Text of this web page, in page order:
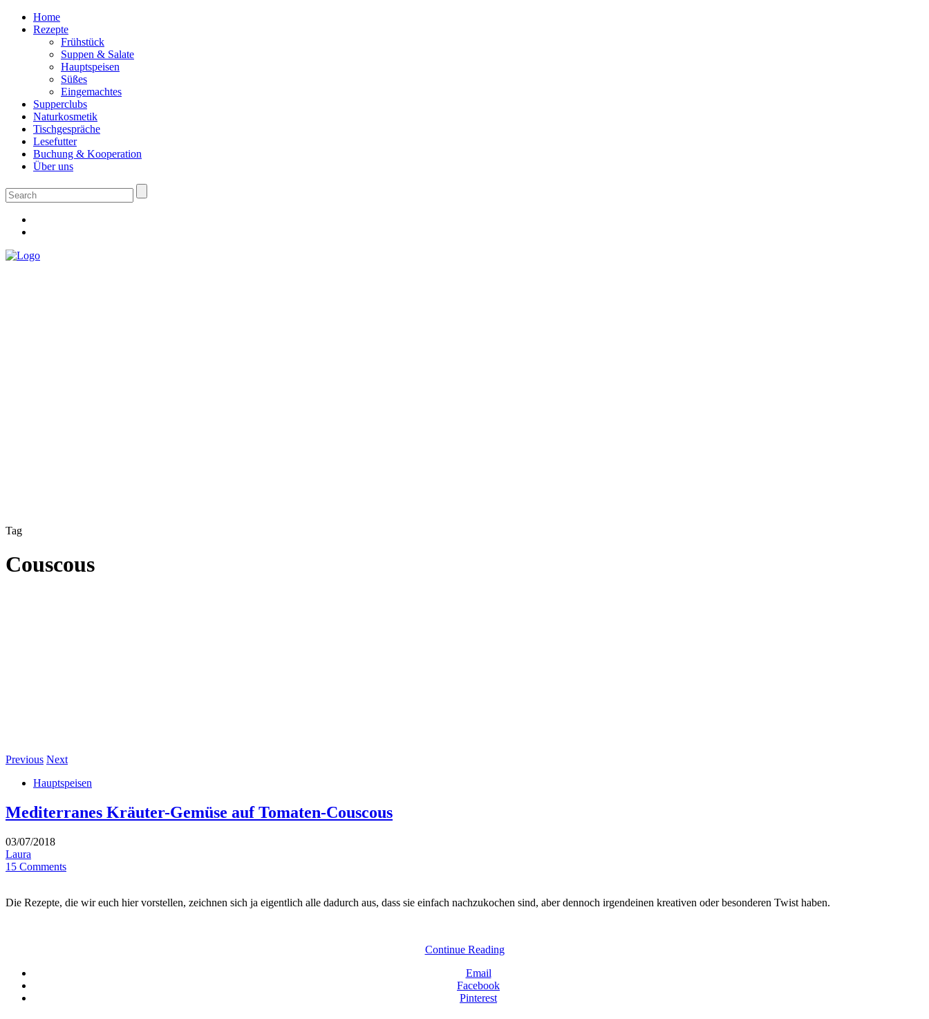
Home
Rezepte
Frühstück
Suppen & Salate
Hauptspeisen
Süßes
Eingemachtes
Supperclubs
Naturkosmetik
Tischgespräche
Lesefutter
Buchung & Kooperation
Über uns
Tag
Couscous
Previous Next
Hauptspeisen
Mediterranes Kräuter-Gemüse auf Tomaten-Couscous
03/07/2018
Laura
15 Comments
Die Rezepte, die wir euch hier vorstellen, zeichnen sich ja eigentlich alle dadurch aus, dass sie einfach nachzukochen sind, aber dennoch irgendeinen kreativen oder besonderen Twist haben.
Continue Reading
Email
Facebook
Pinterest